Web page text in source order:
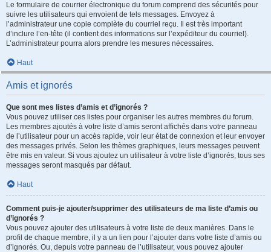
Le formulaire de courrier électronique du forum comprend des sécurités pour
suivre les utilisateurs qui envoient de tels messages. Envoyez à
l’administrateur une copie complète du courriel reçu. Il est très important
d’inclure l’en-tête (il contient des informations sur l’expéditeur du courriel).
L’administrateur pourra alors prendre les mesures nécessaires.
Haut
Amis et ignorés
Que sont mes listes d’amis et d’ignorés ?
Vous pouvez utiliser ces listes pour organiser les autres membres du forum.
Les membres ajoutés à votre liste d’amis seront affichés dans votre panneau
de l’utilisateur pour un accès rapide, voir leur état de connexion et leur envoyer
des messages privés. Selon les thèmes graphiques, leurs messages peuvent
être mis en valeur. Si vous ajoutez un utilisateur à votre liste d’ignorés, tous ses
messages seront masqués par défaut.
Haut
Comment puis-je ajouter/supprimer des utilisateurs de ma liste d’amis ou
d’ignorés ?
Vous pouvez ajouter des utilisateurs à votre liste de deux manières. Dans le
profil de chaque membre, il y a un lien pour l’ajouter dans votre liste d’amis ou
d’ignorés. Ou, depuis votre panneau de l’utilisateur, vous pouvez ajouter